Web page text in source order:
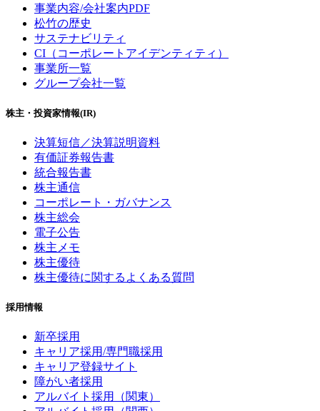
事業内容/会社案内PDF
松竹の歴史
サステナビリティ
CI（コーポレートアイデンティティ）
事業所一覧
グループ会社一覧
株主・投資家情報(IR)
決算短信／決算説明資料
有価証券報告書
統合報告書
株主通信
コーポレート・ガバナンス
株主総会
電子公告
株主メモ
株主優待
株主優待に関するよくある質問
採用情報
新卒採用
キャリア採用/専門職採用
キャリア登録サイト
障がい者採用
アルバイト採用（関東）